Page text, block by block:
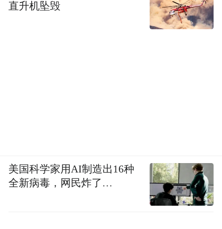
直升机坠毁
美国科学家用AI制造出16种
全新病毒，网民炸了…